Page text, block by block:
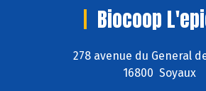
Biocoop
278 avenue du General
16800 Soyaux